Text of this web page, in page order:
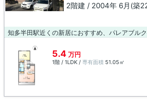
2階建 / 2004年 6月(築
5.4 万円
1階 / 1LDK / 専有面積 51.05㎡